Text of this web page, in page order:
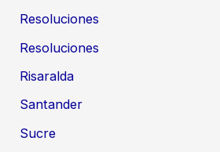
Resoluciones
Resoluciones
Risaralda
Santander
Sucre